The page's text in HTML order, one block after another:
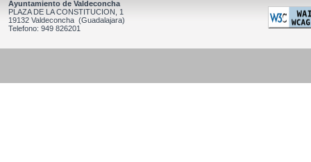
Ayuntamiento de Valdeconcha
PLAZA DE LA CONSTITUCION, 1
19132 Valdeconcha (Guadalajara)
Telefono: 949 826201